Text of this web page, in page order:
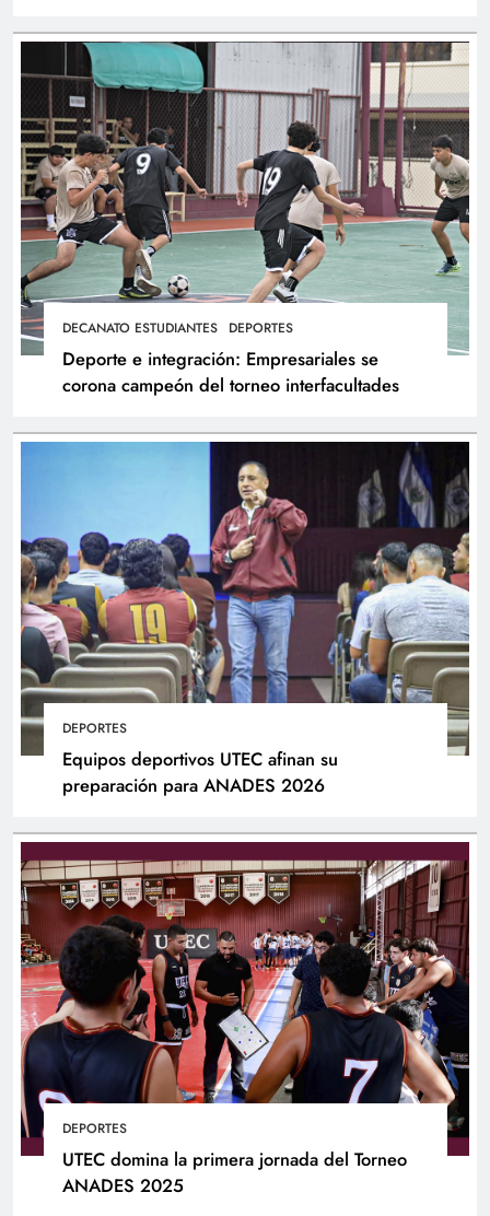
DECANATO ESTUDIANTES DEPORTES
Deporte e integración: Empresariales se
corona campeón del torneo interfacultades
DEPORTES
Equipos deportivos UTEC afinan su
preparación para ANADES 2026
DEPORTES
UTEC domina la primera jornada del Torneo
ANADES 2025